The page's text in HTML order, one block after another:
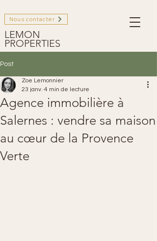
LEMON
PROPERTIES
Nous contacter
Post
Agence immobilière à
Salernes : vendre sa maison
au cœur de la Provence
Verte
Zoe Lemonnier
23 janv. 4 min de lecture